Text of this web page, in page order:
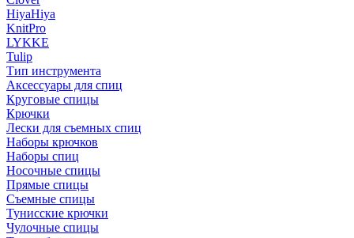
HiyaHiya
KnitPro
LYKKE
Tulip
Тип инструмента
Аксессуары для спиц
Круговые спицы
Крючки
Лески для съемных спиц
Наборы крючков
Наборы спиц
Носочные спицы
Прямые спицы
Съемные спицы
Тунисские крючки
Чулочные спицы